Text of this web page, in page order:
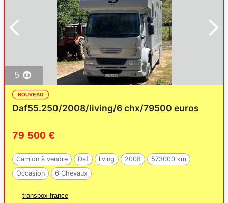
5
NOUVEAU
Daf55.250/2008/living/6 chx/79500 euros
79 500 €
Camion à vendre Daf living 2008
573000 km
Occasion
6 Chevaux
transbox-france